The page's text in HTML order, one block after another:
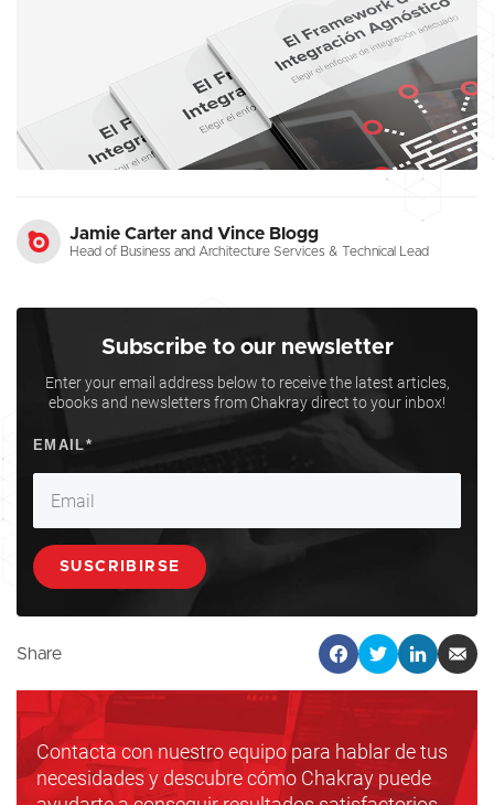
Jamie Carter and Vince Blogg
Head of Business and Architecture Services & Technical Lead
Subscribe to our newsletter
Enter your email address below to receive the latest articles,
ebooks and newsletters from Chakray direct to your inbox!
Share
Contacta con nuestro equipo para hablar de tus
necesidades y descubre cómo Chakray puede